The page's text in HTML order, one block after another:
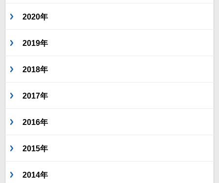
2020年
2019年
2018年
2017年
2016年
2015年
2014年